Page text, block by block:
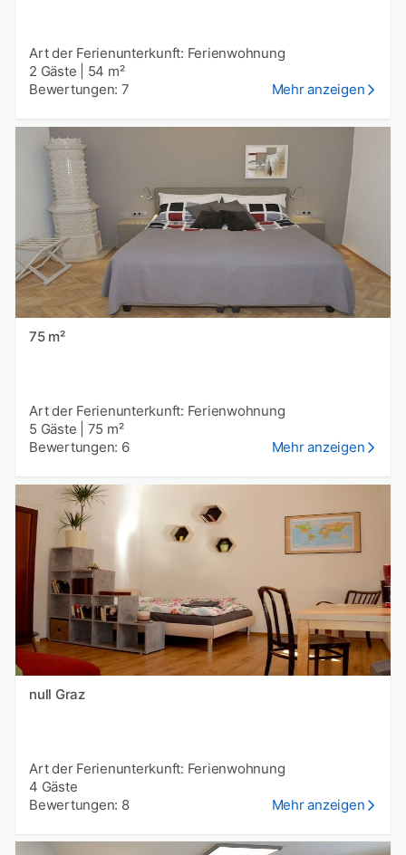
Art der Ferienunterkunft: Ferienwohnung
2 Gäste
54 m²
Bewertungen: 7
Mehr anzeigen
75 m²
Art der Ferienunterkunft: Ferienwohnung
5 Gäste
75 m²
Bewertungen: 6
Mehr anzeigen
null Graz
Art der Ferienunterkunft: Ferienwohnung
4 Gäste
Bewertungen: 8
Mehr anzeigen